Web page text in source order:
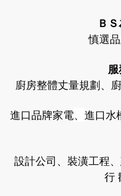
Ｂ
慎選
廚房整體丈量規劃、
進口品牌家電、 進口水
設計公司、裝潢工程
行